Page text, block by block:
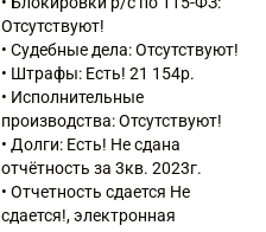
универсальным
ассортиментом товаров
46.41 Торговля оптовая
текстильными изделиями
46.41.2 Торговля оптовая
галантерейными изделиями
46.42 Торговля оптовая
одеждой и обувью
46.49 Торговля оптовая
Отсутствуют!
• Судебные дела: Отсутствуют!
• Штрафы: Есть! 21 154р.
• Исполнительные
производства: Отсутствуют!
• Долги: Есть! Не сдана
отчётность за 3кв. 2023г.
• Отчетность сдается Не
сдается!, электронная